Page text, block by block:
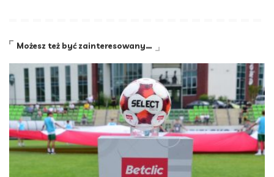
Możesz też być zainteresowany…